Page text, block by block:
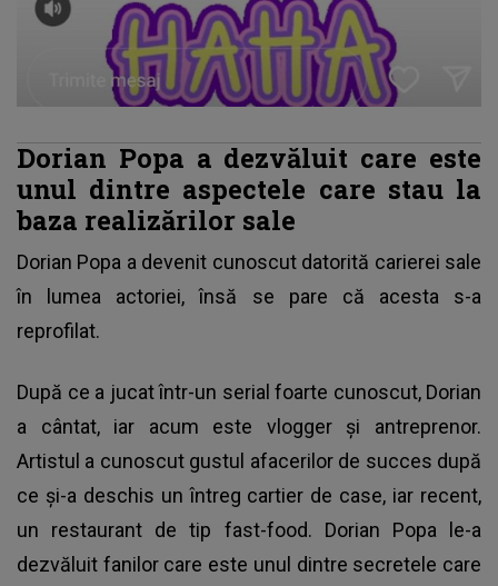
Dorian Popa a dezvăluit care este
unul dintre aspectele care stau la
baza realizărilor sale
Dorian Popa a devenit cunoscut datorită carierei sale
în lumea actoriei, însă se pare că acesta s-a
reprofilat.
După ce a jucat într-un serial foarte cunoscut, Dorian
a cântat, iar acum este vlogger și antreprenor.
Artistul a cunoscut gustul afacerilor de succes după
ce și-a deschis un întreg cartier de case, iar recent,
un restaurant de tip fast-food. Dorian Popa le-a
dezvăluit fanilor care este unul dintre secretele care